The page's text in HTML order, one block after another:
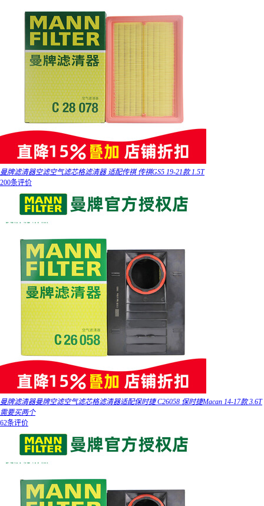
曼牌滤清器空滤空气滤芯格滤清器 适配传祺 传祺GS5 19-21款 1.5T
200条评价
曼牌滤清器曼牌空滤空气滤芯格滤清器适配保时捷 C26058 保时捷Macan 14-17款 3.6T
需要买两个
62条评价